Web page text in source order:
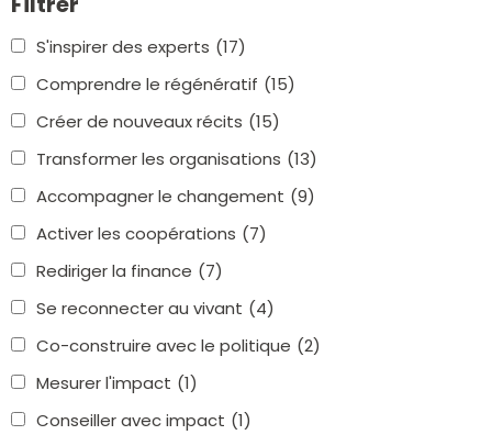
S'inspirer des experts (17)
Comprendre le régénératif (15)
Créer de nouveaux récits (15)
Transformer les organisations (13)
Accompagner le changement (9)
Activer les coopérations (7)
Rediriger la finance (7)
Se reconnecter au vivant (4)
Co-construire avec le politique (2)
Mesurer l'impact (1)
Conseiller avec impact (1)